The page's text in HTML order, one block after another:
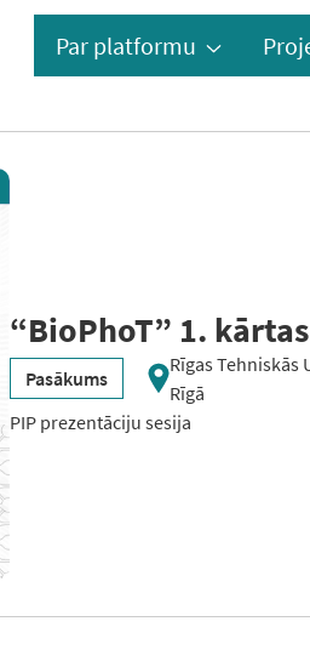
Par platformu
“BioPhoT” 1.
Pasākums
Rīgas Tehniskās
Rīgā
PIP prezentāciju sesija